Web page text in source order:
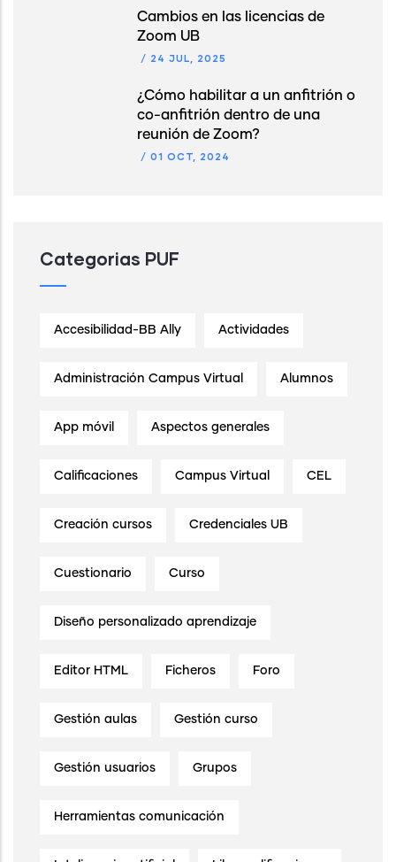
Cambios en las licencias de
Zoom UB
/ 24 JUL, 2025
¿Cómo habilitar a un anfitrión o
co-anfitrión dentro de una
reunión de Zoom?
/ 01 OCT, 2024
Categorias PUF
Accesibilidad-BB Ally Actividades
Administración Campus Virtual Alumnos
App móvil Aspectos generales
Calificaciones Campus Virtual CEL
Creación cursos Credenciales UB
Cuestionario Curso
Diseño personalizado aprendizaje
Editor HTML Ficheros Foro
Gestión aulas Gestión curso
Gestión usuarios Grupos
Herramientas comunicación